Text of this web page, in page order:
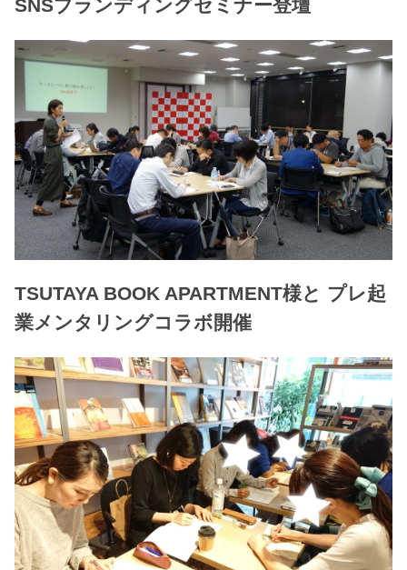
SNSブランディングセミナー登壇
TSUTAYA BOOK APARTMENT様と プレ起
業メンタリングコラボ開催